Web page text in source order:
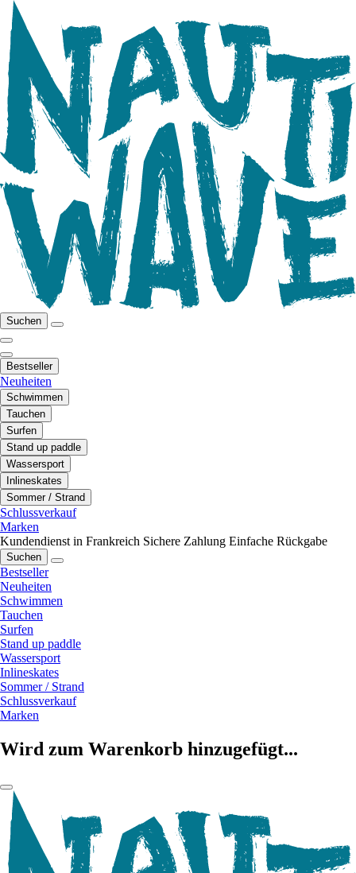
Suchen
Bestseller
Neuheiten
Schwimmen
Tauchen
Surfen
Stand up paddle
Wassersport
Inlineskates
Sommer / Strand
Schlussverkauf
Marken
Kundendienst in Frankreich Sichere Zahlung Einfache Rückgabe
Suchen
Bestseller
Neuheiten
Schwimmen
Tauchen
Surfen
Stand up paddle
Wassersport
Inlineskates
Sommer / Strand
Schlussverkauf
Marken
Wird zum Warenkorb hinzugefügt...